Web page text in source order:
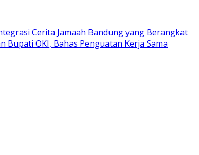
Cerita Jamaah Bandung yang Berangkat
OKI, Bahas Penguatan Kerja Sama